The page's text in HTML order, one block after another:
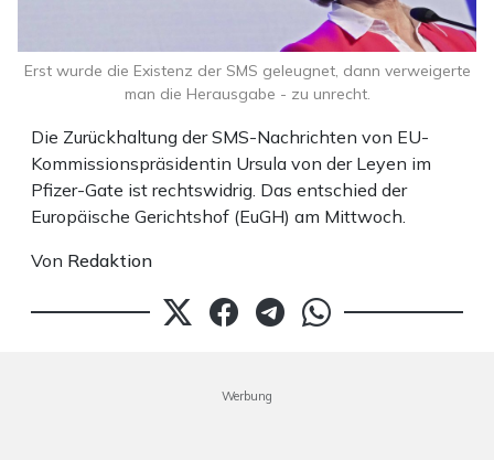
Die Zurückhaltung der SMS-Nachrichten von EU-
Kommissionspräsidentin Ursula von der Leyen im
Pfizer-Gate ist rechtswidrig. Das entschied der
Europäische Gerichtshof (EuGH) am Mittwoch.
Von Redaktion
Erst wurde die Existenz der SMS geleugnet, dann verweigerte
man die Herausgabe - zu unrecht.
Werbung